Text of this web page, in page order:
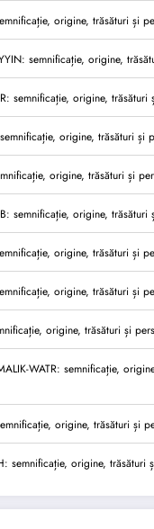
origine, trăsături și
semnificație, origine,
semnificație, origine, trăsături
origine, trăsături și
origine, trăsături și
semnificație, origine, trăsături
origine, trăsături și
origine, trăsături și
origine, trăsături și
WATR: semnificație,
origine, trăsături și
semnificație, origine, trăsături